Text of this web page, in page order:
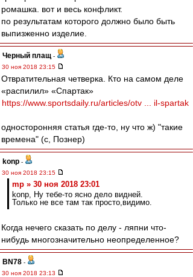
ромашка. вот и весь конфликт.
по результатам которого должно было быть
выпизженно изделие.
Черный плащ -
30 ноя 2018 23:15
Отвратительная четверка. Кто на самом деле
«распилил» «Спартак»
https://www.sportsdaily.ru/articles/otv ... il-spartak
односторонняя статья где-то, ну что ж) "такие
времена" (с, Познер)
konp -
30 ноя 2018 23:15
mp » 30 ноя 2018 23:01
konp, Ну тебе-то ясно дело видней.
Только не все там так просто,видимо.
Когда нечего сказать по делу - ляпни что-
нибудь многозначительно неопределенное?
BN78 -
30 ноя 2018 23:13